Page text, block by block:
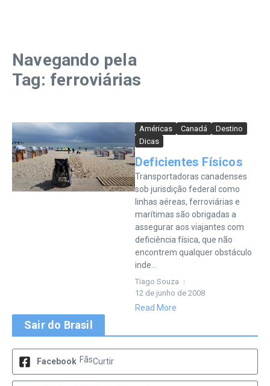
Navegando pela
Tag: ferroviárias
Américas Canadá
Destino
Dicas
Deficientes Físicos
Transportadoras canadenses
sob jurisdição federal como
linhas aéreas, ferroviárias e
marítimas são obrigadas a
assegurar aos viajantes com
deficiência física, que não
encontrem qualquer obstáculo
inde...
Tiago Souza
12 de junho de 2008
Read More
Sair do Brasil
Facebook FãsCurtir